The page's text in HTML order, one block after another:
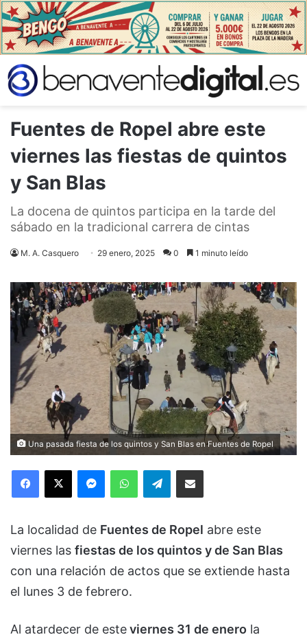
Fuentes de Ropel abre este
viernes las fiestas de quintos
y San Blas
La docena de quintos participa en la tarde del
sábado en la tradicional carrera de cintas
M. A. Casquero 29 enero, 2025 0 1 minuto leído
Una pasada fiesta de los quintos y San Blas en Fuentes de Ropel
Facebook
X MessengerWhatsAppTelegramCompartir via Email
La localidad de Fuentes de Ropel abre este
viernes las fiestas de los quintos y de San Blas
con una relación de actos que se extiende hasta
el lunes 3 de febrero.
Al atardecer de esteviernes 31 de enero la